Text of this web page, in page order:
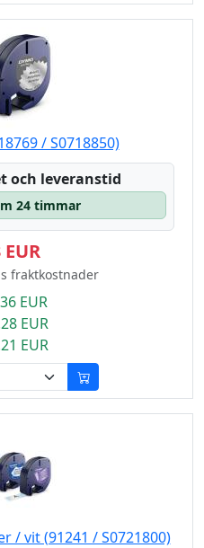
/ S0718850)
och leveranstid
24 timmar
fraktkostnader
EUR
EUR
EUR
/ vit (91241 / S0721800)